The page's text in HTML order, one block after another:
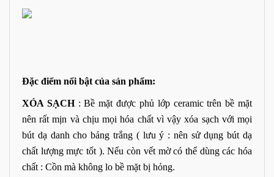
Đặc điểm nổi bật của sản phẩm:
XÓA SẠCH: Bề mặt được phủ lớp ceramic trên bề mặt
nên rất mịn và chịu mọi hóa chất vì vậy xóa sạch với mọi
bút dạ danh cho bảng trắng ( lưu ý : nên sử dụng bút dạ
chất lượng mực tốt ). Nếu còn vết mờ có thể dùng các hóa
chất : Cồn mà không lo bề mặt bị hỏng.